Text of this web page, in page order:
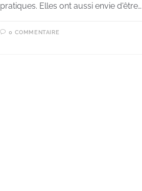
pratiques. Elles ont aussi envie d'être…
0 COMMENTAIRE